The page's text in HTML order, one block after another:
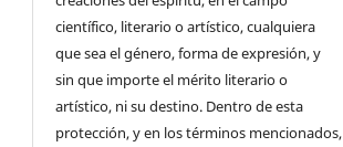
científico, literario o artístico, cualquiera
que sea el género, forma de expresión, y
sin que importe el mérito literario o
artístico, ni su destino. Dentro de esta
protección, y en los términos mencionados,